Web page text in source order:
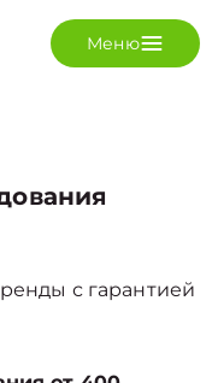
Меню
с гарантией